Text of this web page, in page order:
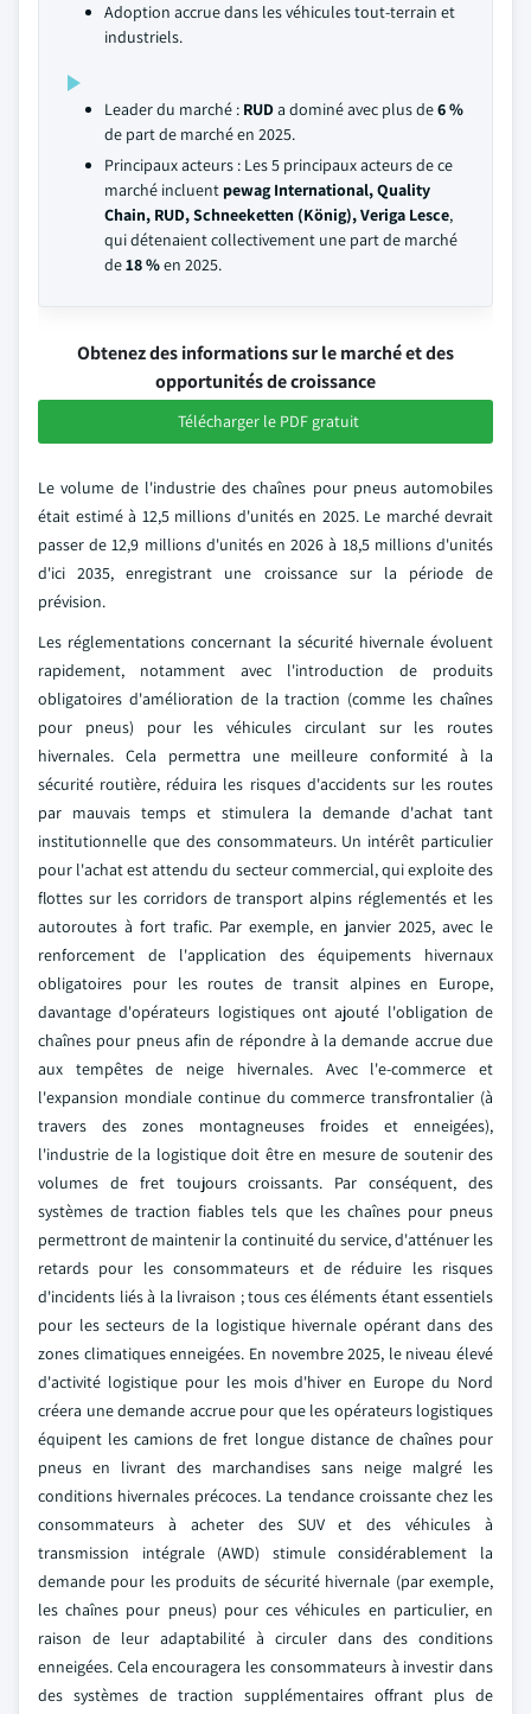
Adoption accrue dans les véhicules tout-terrain et
industriels.
Leader du marché : RUDa dominé avec plus de6 %
de part de marché en 2025.
Principaux acteurs : Les 5 principaux acteurs de ce
marché incluent pewag International, Quality
Chain, RUD, Schneeketten (König), Veriga Lesce,
qui détenaient collectivement une part de marché
de18 %en 2025.
Obtenez des informations sur le marché et des
opportunités de croissance
Télécharger le PDF gratuit
Le volume de l'industrie des chaînes pour pneus automobiles
était estimé à 12,5 millions d'unités en 2025. Le marché devrait
passer de 12,9 millions d'unités en 2026 à 18,5 millions d'unités
d'ici 2035, enregistrant une croissance sur la période de
prévision.
Les réglementations concernant la sécurité hivernale évoluent
rapidement, notamment avec l'introduction de produits
obligatoires d'amélioration de la traction (comme les chaînes
pour pneus) pour les véhicules circulant sur les routes
hivernales. Cela permettra une meilleure conformité à la
sécurité routière, réduira les risques d'accidents sur les routes
par mauvais temps et stimulera la demande d'achat tant
institutionnelle que des consommateurs. Un intérêt particulier
pour l'achat est attendu du secteur commercial, qui exploite des
flottes sur les corridors de transport alpins réglementés et les
autoroutes à fort trafic. Par exemple, en janvier 2025, avec le
renforcement de l'application des équipements hivernaux
obligatoires pour les routes de transit alpines en Europe,
davantage d'opérateurs logistiques ont ajouté l'obligation de
chaînes pour pneus afin de répondre à la demande accrue due
aux tempêtes de neige hivernales.Avec l'e-commerce et
l'expansion mondiale continue du commerce transfrontalier (à
travers des zones montagneuses froides et enneigées),
l'industrie de la logistique doit être en mesure de soutenir des
volumes de fret toujours croissants. Par conséquent, des
systèmes de traction fiables tels que les chaînes pour pneus
permettront de maintenir la continuité du service, d'atténuer les
retards pour les consommateurs et de réduire les risques
d'incidents liés à la livraison ; tous ces éléments étant essentiels
pour les secteurs de la logistique hivernale opérant dans des
zones climatiques enneigées. En novembre 2025, le niveau élevé
d'activité logistique pour les mois d'hiver en Europe du Nord
créera une demande accrue pour que les opérateurs logistiques
équipent les camions de fret longue distance de chaînes pour
pneus en livrant des marchandises sans neige malgré les
conditions hivernales précoces. La tendance croissante chez les
consommateurs à acheter des SUV et des véhicules à
transmission intégrale (AWD) stimule considérablement la
demande pour les produits de sécurité hivernale (par exemple,
les chaînes pour pneus) pour ces véhicules en particulier, en
raison de leur adaptabilité à circuler dans des conditions
enneigées. Cela encouragera les consommateurs à investir dans
des systèmes de traction supplémentaires offrant plus de